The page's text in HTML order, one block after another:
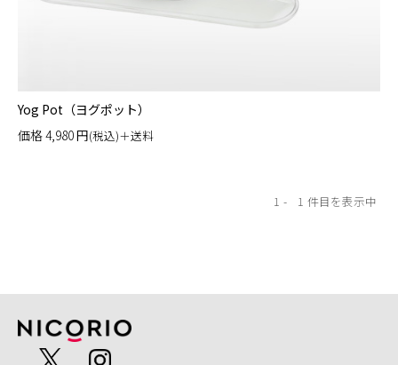
Yog Pot（ヨグポット）
価格4,980円(税込)＋送料
1 1